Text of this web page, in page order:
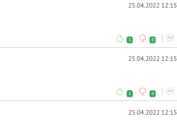
25.04.2022 12:15
1 0
25.04.2022 12:15
1 0
25.04.2022 12:15